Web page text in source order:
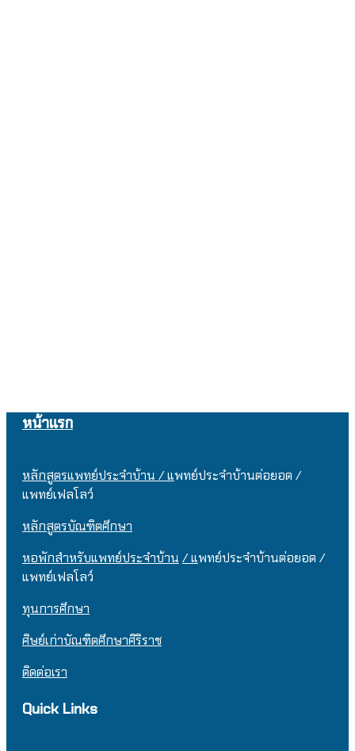
หน้าแรก
หลักสูตรแพทย์ประจำบ้าน / แพทย์ประจำบ้านต่อยอด /
แพทย์เฟลโลว์
หลักสูตรบัณฑิตศึกษา
หอพักสำหรับแพทย์ประจำบ้าน / แพทย์ประจำบ้านต่อยอด /
แพทย์เฟลโลว์
ทุนการศึกษา
ศิษย์เก่าบัณฑิตศึกษาศิริราช
ติดต่อเรา
Quick Links